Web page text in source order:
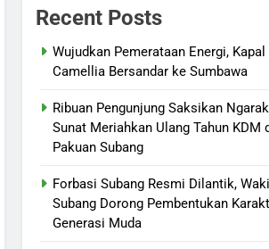
Recent Posts
Wujudkan Pemerataan Energi, Kapal
Camellia Bersandar ke Sumbawa
Ribuan Pengunjung Saksikan
Sunat Meriahkan Ulang Tahun KDM
Pakuan Subang
‎Forbasi Subang Resmi Dilantik,
Subang Dorong Pembentukan
Generasi Muda